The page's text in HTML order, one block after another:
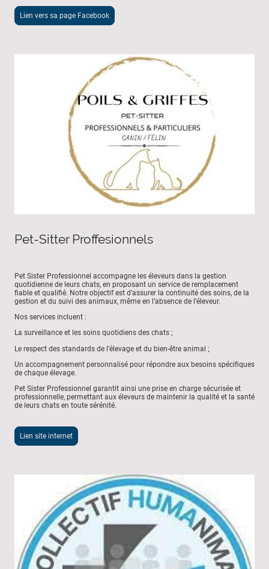
Lien vers sa page Facebook
Pet-Sitter Proffesionnels
Pet Sister Professionnel accompagne les éleveurs dans la gestion
quotidienne de leurs chats, en proposant un service de remplacement
fiable et qualifié. Notre objectif est d’assurer la continuité des soins, de la
gestion et du suivi des animaux, même en l’absence de l’éleveur.
Nos services incluent :
La surveillance et les soins quotidiens des chats ;
Le respect des standards de l’élevage et du bien-être animal ;
Un accompagnement personnalisé pour répondre aux besoins spécifiques
de chaque élevage.
Pet Sister Professionnel garantit ainsi une prise en charge sécurisée et
professionnelle, permettant aux éleveurs de maintenir la qualité et la santé
de leurs chats en toute sérénité.
Lien site internet